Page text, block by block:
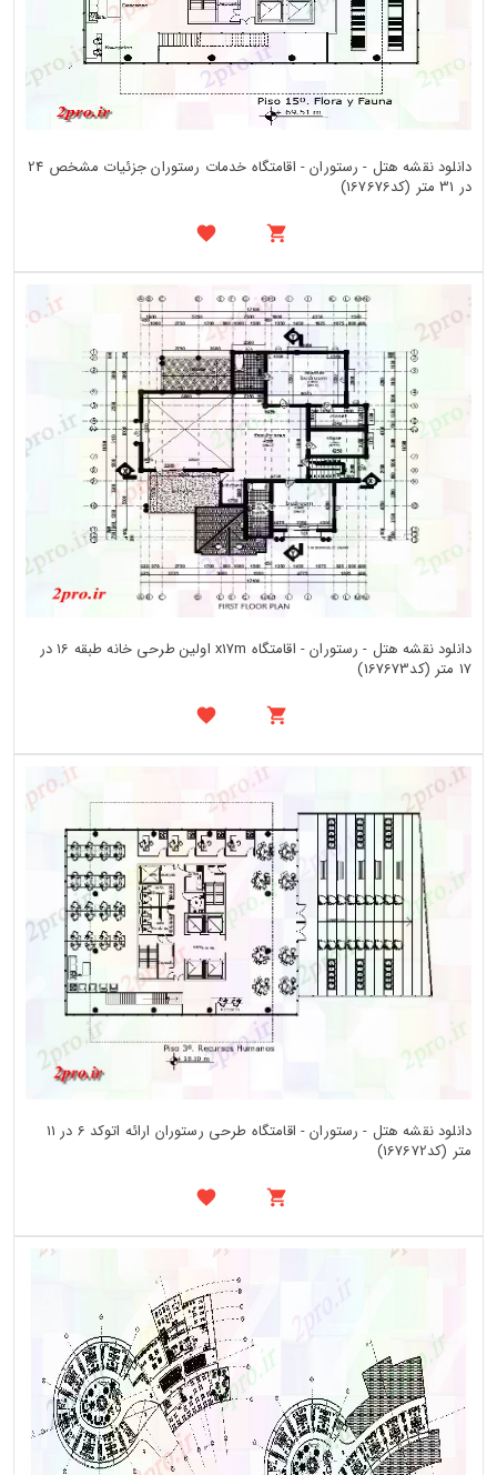
دانلود نقشه هتل - رستوران - اقامتگاه خدمات رستوران جزئیات مشخص 24
در 31 متر (کد167676)
دانلود نقشه هتل - رستوران - اقامتگاه x17m اولین طرحی خانه طبقه 16 در
17 متر (کد167673)
دانلود نقشه هتل - رستوران - اقامتگاه طرحی رستوران ارائه اتوکد 6 در 11
متر (کد167672)